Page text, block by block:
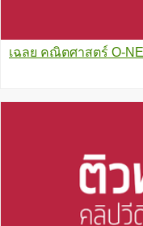
เฉลย คณิตศาสตร์ O-